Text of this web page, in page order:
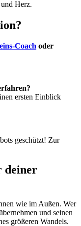
Herz.
Coach oder
ersten Einblick
geschützt! Zur
deiner
wie im Außen. Wer
und seinen
größeren Wandels.